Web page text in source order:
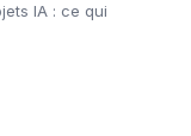
IA : ce qui